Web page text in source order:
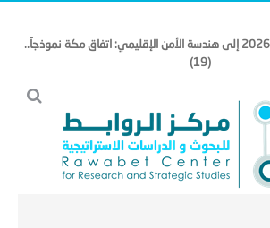
(من تداعيات أزمة شباط 2026 إلى هندسة الأمن الإقليمي: اتفاق مكة نموذجاً..
(19)